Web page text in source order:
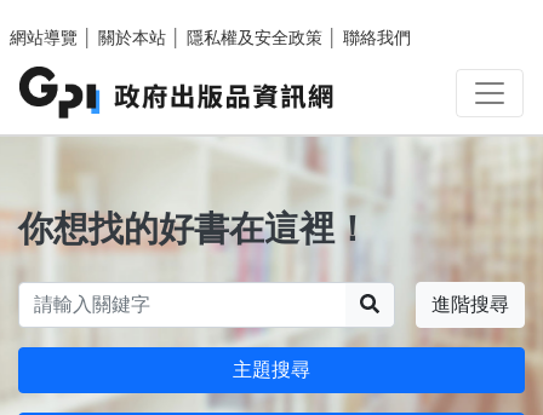
網站導覽
關於本站 隱私權及安全政策 聯絡我們
你想找的好書在這裡！
進階搜尋
主題搜尋